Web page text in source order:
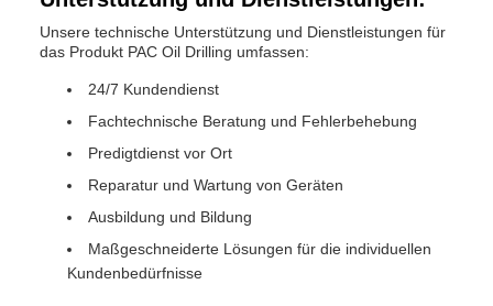
Unsere technische Unterstützung und Dienstleistungen für
das Produkt PAC Oil Drilling umfassen:
24/7 Kundendienst
Fachtechnische Beratung und Fehlerbehebung
Predigtdienst vor Ort
Reparatur und Wartung von Geräten
Ausbildung und Bildung
Maßgeschneiderte Lösungen für die individuellen
Kundenbedürfnisse